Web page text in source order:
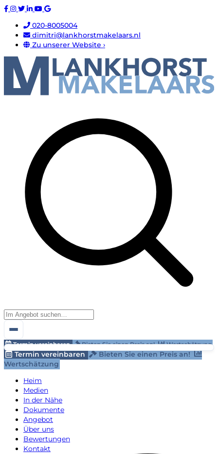
020-8005004
dimitri@lankhorstmakelaars.nl
Zu unserer Website ›
Termin vereinbaren Bieten Sie einen Preis an! Wertschätzung
Termin vereinbaren
Bieten Sie einen Preis an!
Wertschätzung
Heim
Medien
In der Nähe
Dokumente
Angebot
Über uns
Bewertungen
Kontakt